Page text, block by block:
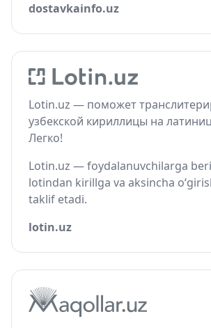
dostavkainfo.uz
Lotin.uz — поможет
узбекской кириллицы на
Легко!
Lotin.uz — foydalanuvchilarga
lotindan kirillga va aksincha
taklif etadi.
lotin.uz